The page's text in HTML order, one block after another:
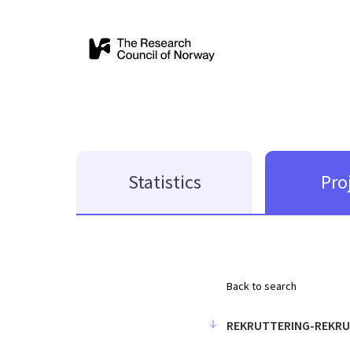
Statistics
Back to search
REKRUTTERING-